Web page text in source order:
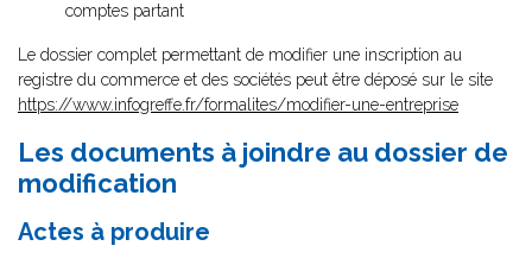
comptes partant
Le dossier complet permettant de modifier une inscription au
registre du commerce et des sociétés peut être déposé sur le site
https://www.infogreffe.fr/formalites/modifier-une-entreprise
Les documents à joindre au dossier de
modification
Actes à produire